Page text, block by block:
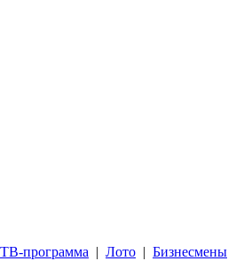
ТВ-программа | Лото | Бизнесмены